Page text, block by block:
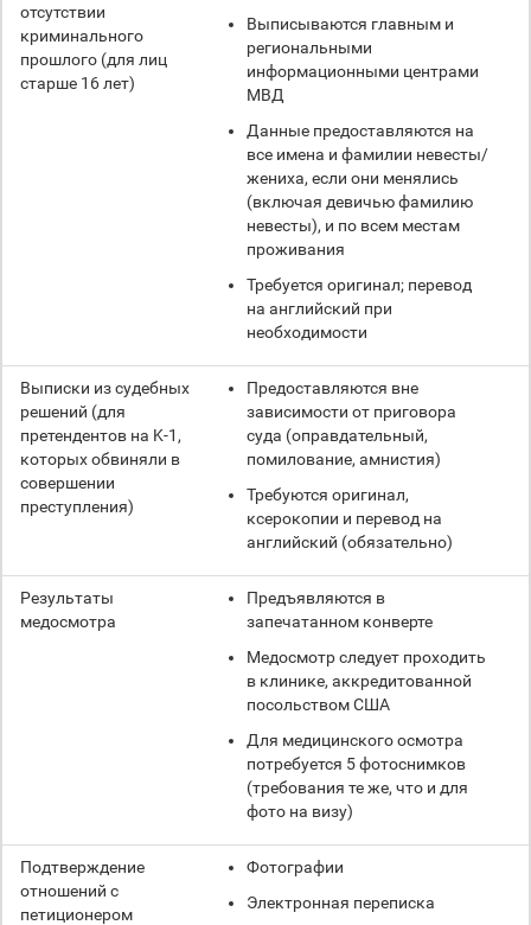
отсутствии
криминального
прошлого (для лиц
старше 16 лет)
Выписываются главным и
региональными
информационными центрами
МВД
Данные предоставляются на
все имена и фамилии невесты/
жениха, если они менялись
(включая девичью фамилию
невесты), и по всем местам
проживания
Требуется оригинал; перевод
на английский при
необходимости
Выписки из судебных
решений (для
претендентов на K-1,
которых обвиняли в
совершении
преступления)
Предоставляются вне
зависимости от приговора
суда (оправдательный,
помилование, амнистия)
Требуются оригинал,
ксерокопии и перевод на
английский (обязательно)
Результаты
медосмотра
Предъявляются в
запечатанном конверте
Медосмотр следует проходить
в клинике, аккредитованной
посольством США
Для медицинского осмотра
потребуется 5 фотоснимков
(требования те же, что и для
фото на визу)
Подтверждение
отношений с
петиционером
Фотографии
Электронная переписка